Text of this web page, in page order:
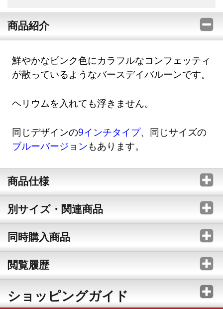
商品紹介
鮮やかなピンク色にカラフルなコンフェッティ
が散っているようなバースデイバルーンです。
ヘリウムを入れても浮きません。
同じデザインの9インチタイプ、同じサイズの
ブルーバージョンもあります。
商品仕様
別サイズ・関連商品
同時購入商品
閲覧履歴
ショッピングガイド